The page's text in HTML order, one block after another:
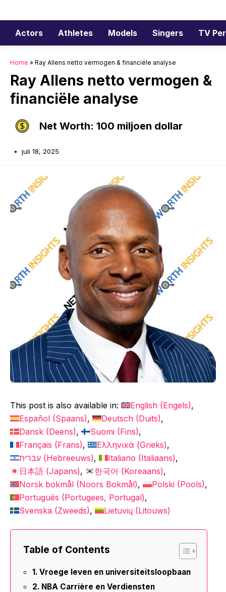
naar
inhoud
Actors Athletes Models Singers TV
Home » Ray Allens netto vermogen & financiële analyse
Ray Allens netto vermogen &
financiële analyse
Net Worth: 100 miljoen dollar
juli 18, 2025
This post is also available in: English (Engels)
Español (Spaans) Deutsch (Duits)
Dansk (Deens) Suomi (Fins)
Français (Frans) Ελληνικά (Grieks)
עברית (Hebreeuws) Italiano (Italiaans)
日本語 (Japans) 한국어 (Koreaans)
Norsk bokmål (Noors Bokmål) Polski (Pools)
Português (Portugees, Portugal)
Svenska (Zweeds) Lietuvių (Litouws)
Table of Contents
Vroege leven en universiteitsloopbaan
NBA Carrière en Verdiensten